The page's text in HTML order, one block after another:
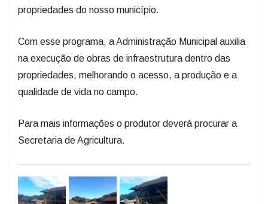
propriedades do nosso município.
Com esse programa, a Administração Municipal auxilia
na execução de obras de infraestrutura dentro das
propriedades, melhorando o acesso, a produção e a
qualidade de vida no campo.
Para mais informações o produtor deverá procurar a
Secretaria de Agricultura.